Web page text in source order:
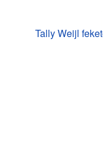
Tally Weijl